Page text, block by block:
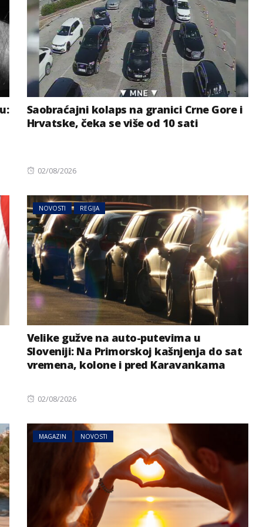
Saobraćajni kolaps na granici Crne Gore i
Hrvatske, čeka se više od 10 sati
Posted
02/08/2026
NOVOSTI REGIJA
Velike gužve na auto-putevima u
Sloveniji: Na Primorskoj kašnjenja do sat
vremena, kolone i pred Karavankama
Posted
02/08/2026
MAGAZIN NOVOSTI
da
NOVOSTI
Njemački penzioneri rade i
do 74. godine